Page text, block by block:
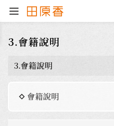
3.會籍說明
3.會籍說明
會籍說明